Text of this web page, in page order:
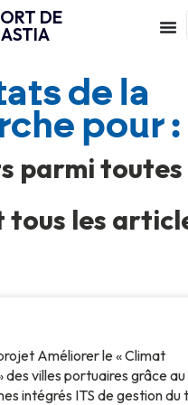
DE
de la
pour
parmi toutes
tous les
Améliorer le « Climat
des villes portuaires grâce
intégrés ITS de gestion du